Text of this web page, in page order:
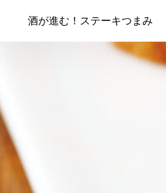
酒が進む！ステーキつまみ